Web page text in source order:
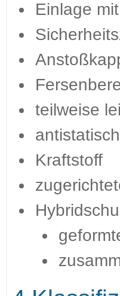
Einlage
teilweise
Kraftstoff